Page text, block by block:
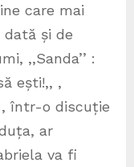
care mai
și de
,,Sanda’’ :
ești!,, ,
, într-o discuție
ar
va fi